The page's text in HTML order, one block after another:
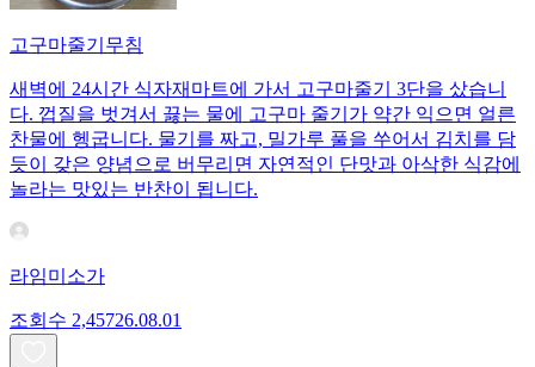
고구마줄기무침
새벽에 24시간 식자재마트에 가서 고구마줄기 3단을 샀습니
다. 껍질을 벗겨서 끓는 물에 고구마 줄기가 약간 익으면 얼른
찬물에 헹굽니다. 물기를 짜고, 밀가루 풀을 쑤어서 김치를 담
듯이 갖은 양념으로 버무리면 자연적인 단맛과 아삭한 식감에
놀라는 맛있는 반찬이 됩니다.
라임미소가
조회수 2,45726.08.01